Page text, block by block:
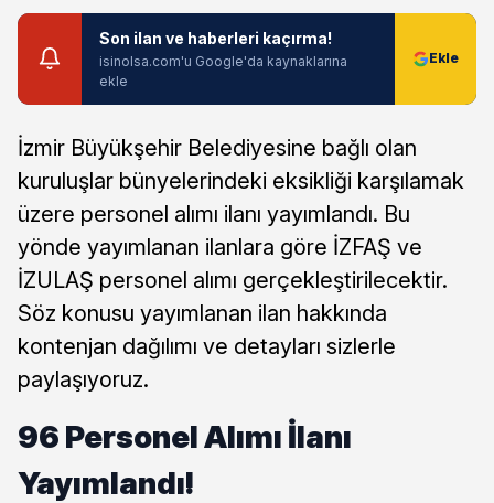
Son ilan ve haberleri kaçırma!
isinolsa.com'u Google'da kaynaklarına
ekle
İzmir Büyükşehir Belediyesine bağlı olan
kuruluşlar bünyelerindeki eksikliği karşılamak
üzere personel alımı ilanı yayımlandı. Bu
yönde yayımlanan ilanlara göre İZFAŞ ve
İZULAŞ personel alımı gerçekleştirilecektir.
Söz konusu yayımlanan ilan hakkında
kontenjan dağılımı ve detayları sizlerle
paylaşıyoruz.
96 Personel Alımı İlanı
Yayımlandı!